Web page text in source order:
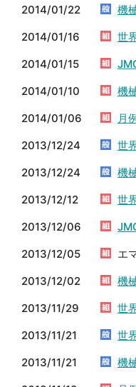
2014/01/22
機
2014/01/16
世
2014/01/15
2014/01/10
機
2014/01/06
月
2013/12/24
世
2013/12/24
機
2013/12/12
世
2013/12/06
2013/12/05
エ
2013/12/02
機
2013/11/29
世
2013/11/21
世
2013/11/21
機